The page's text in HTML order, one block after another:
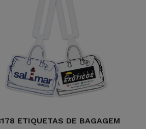
ETIQUETAS DE BAGAGEM